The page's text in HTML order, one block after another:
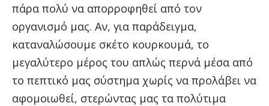
πάρα πολύ να απορροφηθεί από τον
οργανισμό μας. Αν, για παράδειγμα,
καταναλώσουμε σκέτο κουρκουμά, το
μεγαλύτερο μέρος του απλώς περνά μέσα από
το πεπτικό μας σύστημα χωρίς να προλάβει να
αφομοιωθεί, στερώντας μας τα πολύτιμα